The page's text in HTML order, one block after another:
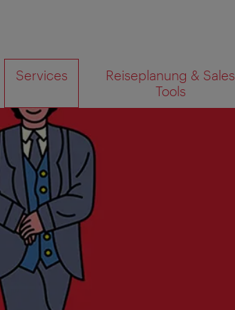
Services
Reiseplanung & Sales
Tools
auf Karte anzeigen